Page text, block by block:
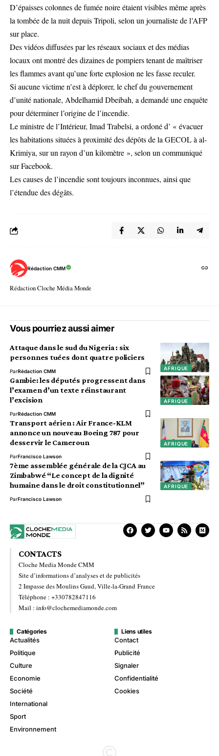
D’épaisses colonnes de fumée noire étaient visibles même après
la tombée de la nuit depuis Tripoli, selon un journaliste de l’AFP
sur place.
Des vidéos diffusées par les réseaux sociaux et des médias
locaux ont montré des dizaines de pompiers tenant de maîtriser
les flammes avant qu’une forte explosion ne les fasse reculer.
Si aucune victime n’est à déplorer, le chef du gouvernement
d’unité nationale, Abdelhamid Dbeibah, a demandé une enquête
pour déterminer l’origine de l’incendie.
Le ministre de l’Intérieur, Imad Trabelsi, a ordoné d’ « évacuer
les habitations situées à proximité des dépôts de la GECOL à al-
Krimiya, sur un rayon d’un kilomètre », selon un communiqué
sur Facebook.
Les causes de l’incendie sont toujours inconnues, ainsi que
l’étendue des dégâts.
Rédaction CMM
Rédaction Cloche Média Monde
Vous pourriez aussi aimer
AFRIQUE
Attaque dans le sud du Nigeria : six
personnes tuées dont quatre policiers
ParRédaction CMM
AFRIQUE
Gambie: les députés progressent dans
l’examen d’un texte réinstaurant
l’excision
ParRédaction CMM
AFRIQUE
Transport aérien : Air France-KLM
annonce un nouveau Boeing 787 pour
desservir le Cameroun
ParFrancisco Lawson
AFRIQUE
7ème assemblée générale de la CJCA au
Zimbabwé “Le concept de la dignité
humaine dans le droit constitutionnel”
ParFrancisco Lawson
CONTACTS
Cloche Media Monde CMM
Site d’informations d’analyses et de publicités
2 Impasse des Moulins Gaud, Ville-la-Grand France
Téléphone : +330782847116
Mail : info@clochemediamonde.com
Catégories
Actualités
Politique
Culture
Economie
Société
International
Sport
Environnement
Liens utiles
Contact
Publicité
Signaler
Confidentialité
Cookies